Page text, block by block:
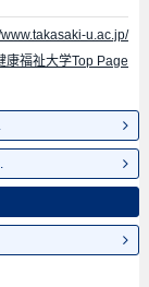
u.ac.jp/
康福祉大学Top Page